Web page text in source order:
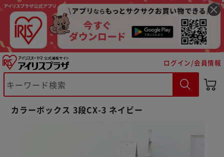
ログイン/会員情報
カラーボックス 3段CX-3 ネイビー